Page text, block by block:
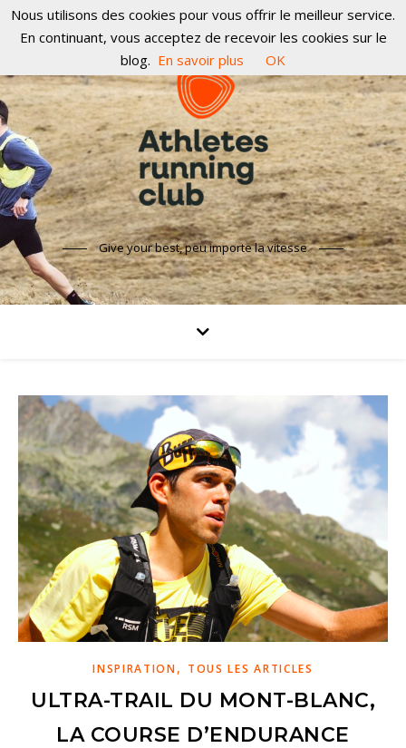
Give your best, peu importe la vitesse
INSPIRATION, TOUS LES ARTICLES
ULTRA-TRAIL DU MONT-BLANC,
LA COURSE D’ENDURANCE
Nous utilisons des cookies pour vous offrir le meilleur service.
En continuant, vous acceptez de recevoir les cookies sur le
blog. En savoir plus OK